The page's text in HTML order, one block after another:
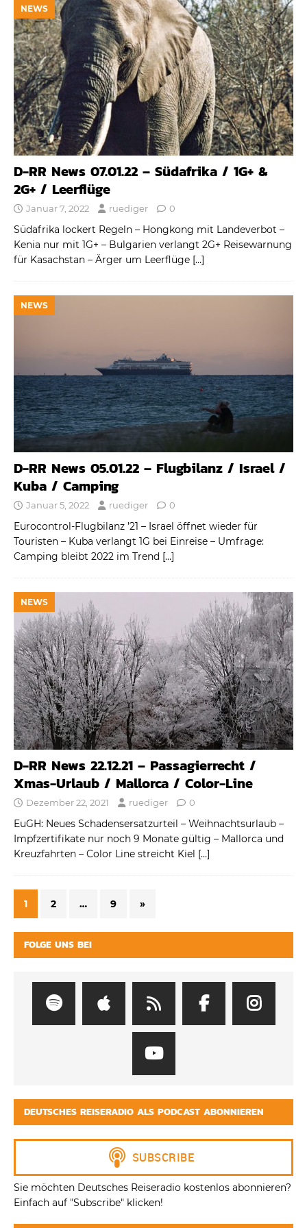
NEWS
D-RR News 07.01.22 – Südafrika / 1G+ &
2G+ / Leerflüge
Januar 7, 2022 ruediger 0
Südafrika lockert Regeln – Hongkong mit Landeverbot –
Kenia nur mit 1G+ – Bulgarien verlangt 2G+ Reisewarnung
für Kasachstan – Ärger um Leerflüge […]
NEWS
D-RR News 05.01.22 – Flugbilanz / Israel /
Kuba / Camping
Januar 5, 2022 ruediger 0
Eurocontrol-Flugbilanz ’21 – Israel öffnet wieder für
Touristen – Kuba verlangt 1G bei Einreise – Umfrage:
Camping bleibt 2022 im Trend […]
NEWS
D-RR News 22.12.21 – Passagierrecht /
Xmas-Urlaub / Mallorca / Color-Line
Dezember 22, 2021 ruediger 0
EuGH: Neues Schadensersatzurteil – Weihnachtsurlaub –
Impfzertifikate nur noch 9 Monate gültig – Mallorca und
Kreuzfahrten – Color Line streicht Kiel […]
1 2 … 9 »
FOLGE UNS BEI
DEUTSCHES REISERADIO ALS PODCAST ABONNIEREN
Sie möchten Deutsches Reiseradio kostenlos abonnieren?
Einfach auf "Subscribe" klicken!